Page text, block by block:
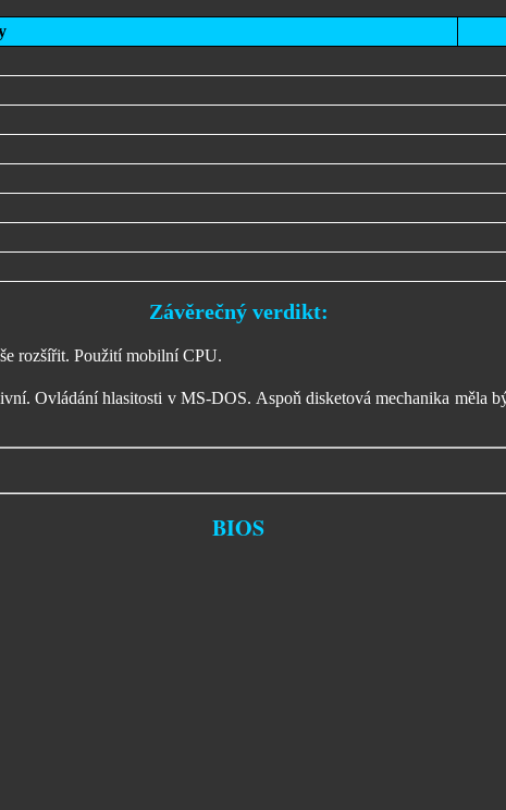
Závěrečný verdikt:
rozšířit. Použití mobilní CPU.
Ovládání hlasitosti v MS-DOS. Aspoň disketová mechanika měla
BIOS